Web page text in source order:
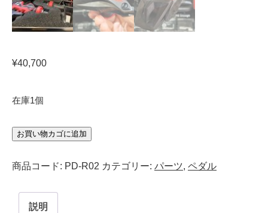
¥40,700
在庫1個
【TIME】
XPRESSO
個
お買い物カゴに追加
商品コード: PD-R02 カテゴリー: パーツ, ペダル
説明